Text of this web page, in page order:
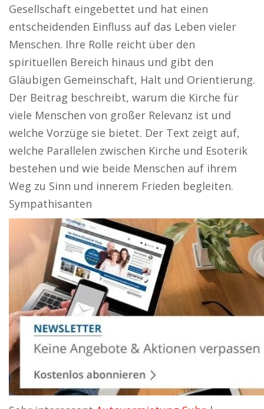
Gesellschaft eingebettet und hat einen
entscheidenden Einfluss auf das Leben vieler
Menschen. Ihre Rolle reicht über den
spirituellen Bereich hinaus und gibt den
Gläubigen Gemeinschaft, Halt und Orientierung.
Der Beitrag beschreibt, warum die Kirche für
viele Menschen von großer Relevanz ist und
welche Vorzüge sie bietet. Der Text zeigt auf,
welche Parallelen zwischen Kirche und Esoterik
bestehen und wie beide Menschen auf ihrem
Weg zu Sinn und innerem Frieden begleiten.
Sympathisanten